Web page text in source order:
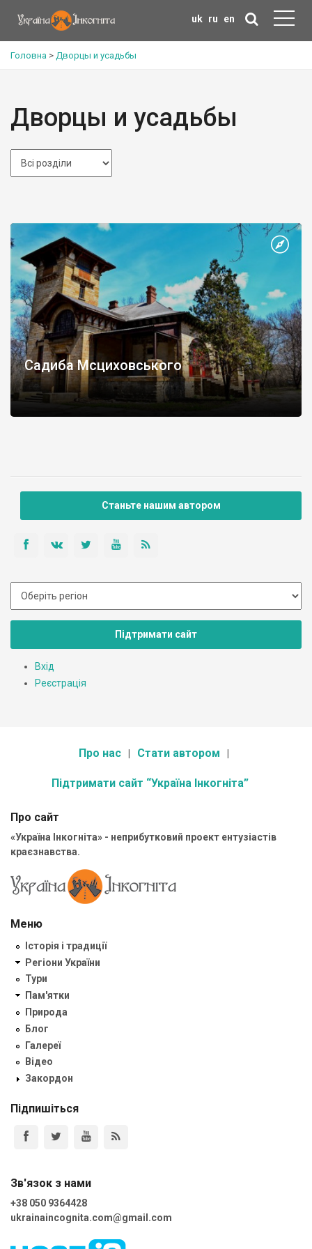
uk ru en
Головна > Дворцы и усадьбы
Дворцы и усадьбы
Садиба Мсциховського
Станьте нашим автором
Підтримати сайт
Вхід
Реєстрація
Про нас Стати автором
Підтримати сайт “Україна Інкогніта”
Про сайт
«Україна Інкогніта» - неприбутковий проект ентузіастів
краєзнавства.
Меню
Історія і традиції
Регіони України
Тури
Пам'ятки
Природа
Блог
Галереї
Відео
Закордон
Підпишіться
Зв'язок з нами
+38 050 9364428
ukrainaincognita.com@gmail.com